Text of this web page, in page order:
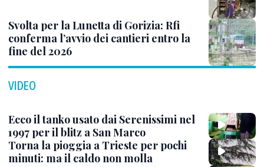
Svolta per la Lunetta di Gorizia: Rfi
conferma l’avvio dei cantieri entro la
fine del 2026
VIDEO
Ecco il tanko usato dai Serenissimi nel
1997 per il blitz a San Marco
Torna la pioggia a Trieste per pochi
minuti: ma il caldo non molla